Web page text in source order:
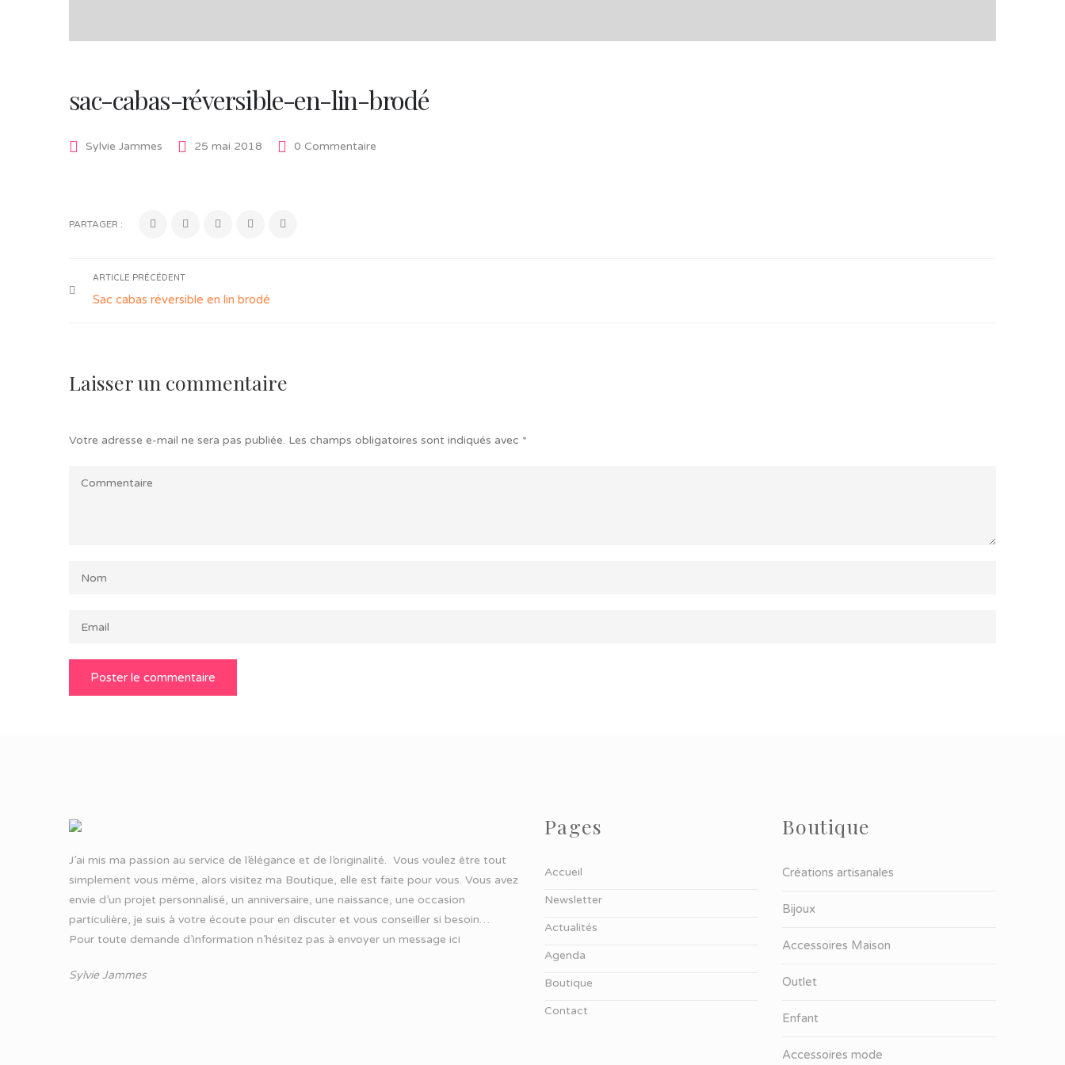
sac-cabas-réversible-en-lin-brodé
Sylvie Jammes 25 mai 2018 0 Commentaire
PARTAGER :
ARTICLE PRÉCÉDENT
Sac cabas réversible en lin brodé
Laisser un commentaire
Votre adresse e-mail ne sera pas publiée. Les champs obligatoires sont indiqués avec *
J’ai mis ma passion au service de l’élégance et de l’originalité. Vous voulez être tout
simplement vous même, alors visitez ma Boutique, elle est faite pour vous. Vous avez
envie d’un projet personnalisé, un anniversaire, une naissance, une occasion
particulière, je suis à votre écoute pour en discuter et vous conseiller si besoin…
Pour toute demande d’information n’hésitez pas à envoyer un message ici
Sylvie Jammes
Pages
Accueil
Newsletter
Actualités
Agenda
Boutique
Contact
Boutique
Créations artisanales
Bijoux
Accessoires Maison
Outlet
Enfant
Accessoires mode